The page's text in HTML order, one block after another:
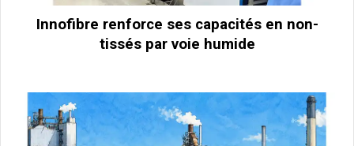
Innofibre renforce ses capacités en non-
tissés par voie humide